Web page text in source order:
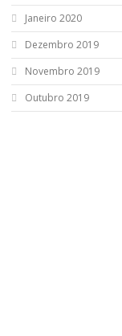
Janeiro 2020
Dezembro 2019
Novembro 2019
Outubro 2019